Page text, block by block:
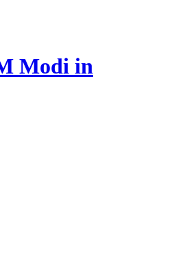
Modi in